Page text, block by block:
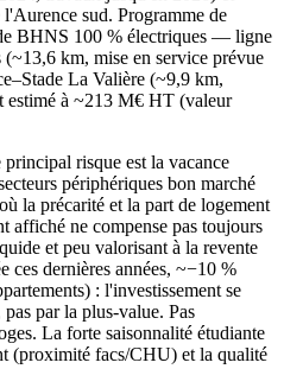
sud. Programme de
BHNS 100 % électriques — ligne
km, mise en service prévue
La Valière (~9,9 km,
à ~213 M€ HT (valeur
principal risque est la vacance
périphériques bon marché
la précarité et la part de logement
affiché ne compense pas toujours
et peu valorisant à la revente
ces dernières années, ~−10 %
: l'investissement se
par la plus-value. Pas
La forte saisonnalité étudiante
(proximité facs/CHU) et la qualité